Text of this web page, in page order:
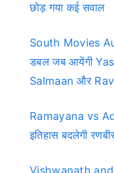
छोड़ गया कई सवाल
South Movies
डबल जब आयेंगी
Salmaan और Ravi
Ramayana vs
इतिहास बदलेगी
Vishwanath